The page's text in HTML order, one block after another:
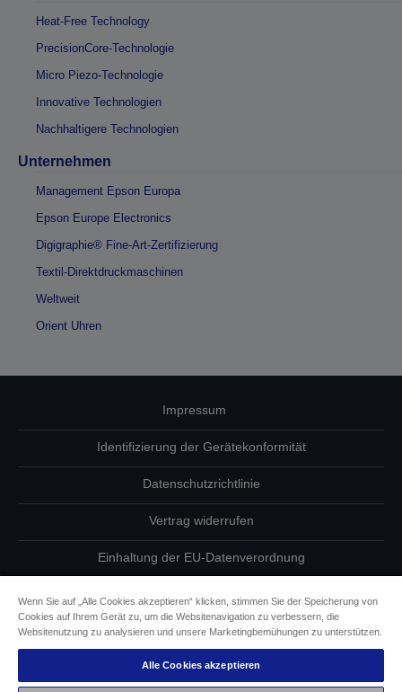
Heat-Free Technology
PrecisionCore-Technologie
Micro Piezo-Technologie
Innovative Technologien
Nachhaltigere Technologien
Unternehmen
Management Epson Europa
Epson Europe Electronics
Digigraphie® Fine-Art-Zertifizierung
Textil-Direktdruckmaschinen
Weltweit
Orient Uhren
Impressum
Identifizierung der Gerätekonformität
Datenschutzrichtlinie
Vertrag widerrufen
Einhaltung der EU-Datenverordnung
Informationen zu Cookies
Epson Engagement für Barrierefreiheit
Wenn Sie auf „Alle Cookies akzeptieren“ klicken, stimmen Sie der Speicherung von
Cookies auf Ihrem Gerät zu, um die Websitenavigation zu verbessern, die
Websitenutzung zu analysieren und unsere Marketingbemühungen zu unterstützen.
Alle Cookies akzeptieren